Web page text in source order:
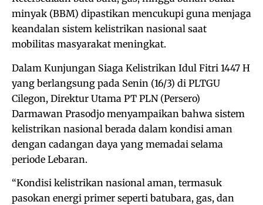
minyak (BBM) dipastikan mencukupi guna menjaga
keandalan sistem kelistrikan nasional saat
mobilitas masyarakat meningkat.
Dalam Kunjungan Siaga Kelistrikan Idul Fitri 1447 H
yang berlangsung pada Senin (16/3) di PLTGU
Cilegon, Direktur Utama PT PLN (Persero)
Darmawan Prasodjo menyampaikan bahwa sistem
kelistrikan nasional berada dalam kondisi aman
dengan cadangan daya yang memadai selama
periode Lebaran.
“Kondisi kelistrikan nasional aman, termasuk
pasokan energi primer seperti batubara, gas, dan